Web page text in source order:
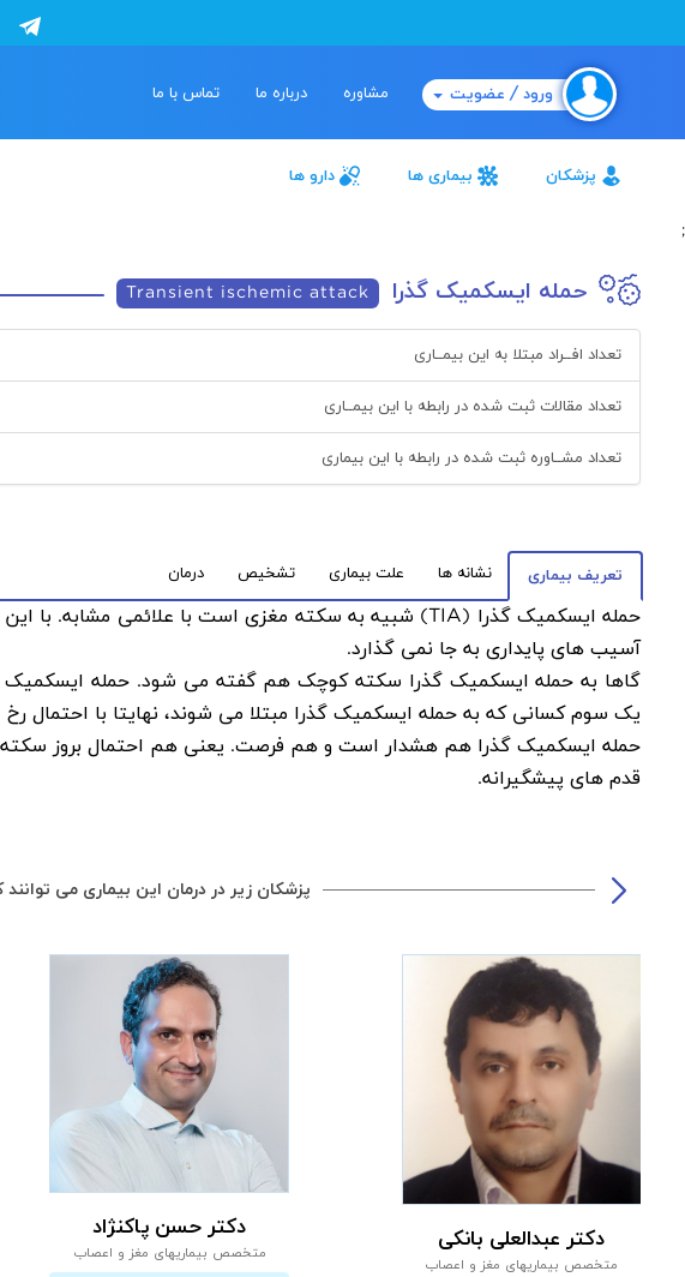
ورود / عضویت مشاوره درباره ما تماس با ما
پزشکان بیماری ها دارو ها
;
حمله ایسکمیک گذرا Transient ischemic attack
تعداد افــراد مبتلا به این بیمــاری
تعداد مقالات ثبت شده در رابطه با این بیمــاری
تعداد مشــاوره ثبت شده در رابطه با این بیماری
تعریف بیماری نشانه ها علت بیماری تشخیص درمان
حمله ایسکمیک گذرا (TIA) شبیه به سکته مغزی است با علائمی مشابه. با
آسیب های پایداری به جا نمی گذارد.
گاها به حمله ایسکمیک گذرا سکته کوچک هم گفته می شود. حمله
یک سوم کسانی که به حمله ایسکمیک گذرا مبتلا می شوند، نهایتا با احتمال
حمله ایسکمیک گذرا هم هشدار است و هم فرصت. یعنی هم احتمال بروز
قدم های پیشگیرانه.
پزشکان زیر در درمان این بیماری می توانند
دکتر عبدالعلی بانکی
متخصص بیماریهای مغز و اعصاب
دکتر حسن پاکنژاد
متخصص بیماریهای مغز و اعصاب